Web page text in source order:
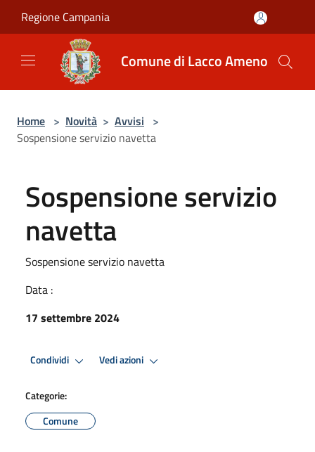
Regione Campania
Comune di Lacco Ameno
Home > Novità > Avvisi >
Sospensione servizio navetta
Sospensione servizio
navetta
Sospensione servizio navetta
Data :
17 settembre 2024
Condividi Vedi azioni
Categorie:
Comune